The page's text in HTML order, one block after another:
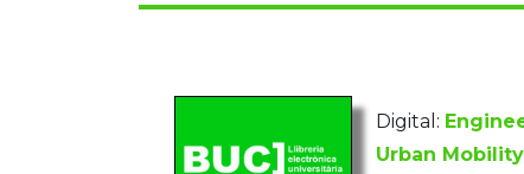
Digital:
Urban Mobility